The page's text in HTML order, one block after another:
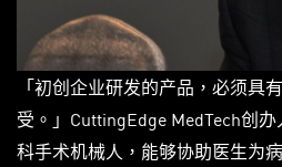
「初创企业研发的产品，必须具
受。」CuttingEdge MedTech创
科手术机械人，能够协助医生为